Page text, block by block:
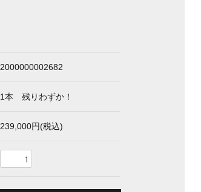
2000000002682
1本 残りわずか！
239,000円(税込)